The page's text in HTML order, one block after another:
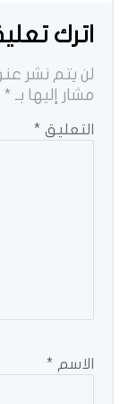
اترك
لن يتم نشر
مشار إليها بـ *
التعليق *
الاسم *